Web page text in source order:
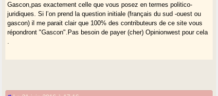
Gascon,pas exactement celle que vous posez en termes politico-
juridiques. Si l’on prend la question initiale (français du sud -ouest ou
gascon) il me parait clair que 100% des contributeurs de ce site vous
répondront "Gascon".Pas besoin de payer (cher) Opinionwest pour cela